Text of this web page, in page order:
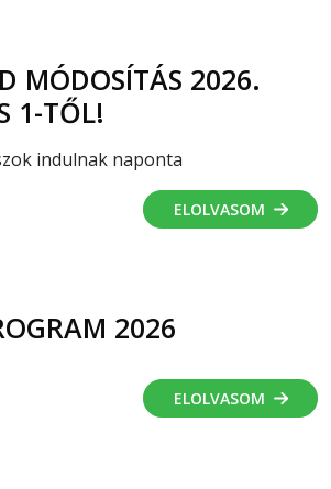
MÓDOSÍTÁS 2026.
1-TŐL!
indulnak naponta
ELOLVASOM
2026
ELOLVASOM